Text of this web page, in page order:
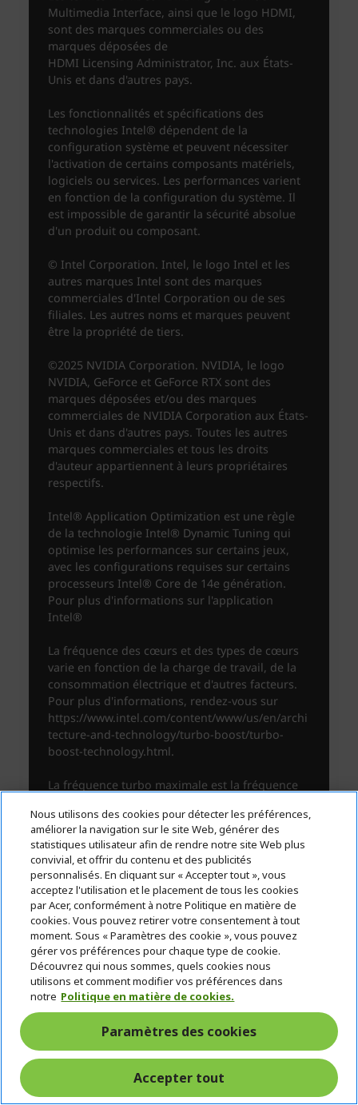
Nous utilisons des cookies pour détecter les préférences,
améliorer la navigation sur le site Web, générer des
statistiques utilisateur afin de rendre notre site Web plus
convivial, et offrir du contenu et des publicités
personnalisés. En cliquant sur « Accepter tout », vous
acceptez l'utilisation et le placement de tous les cookies
par Acer, conformément à notre Politique en matière de
cookies. Vous pouvez retirer votre consentement à tout
moment. Sous « Paramètres des cookie », vous pouvez
gérer vos préférences pour chaque type de cookie.
Découvrez qui nous sommes, quels cookies nous
utilisons et comment modifier vos préférences dans
notre Politique en matière de cookies.
Paramètres des cookies
Accepter tout